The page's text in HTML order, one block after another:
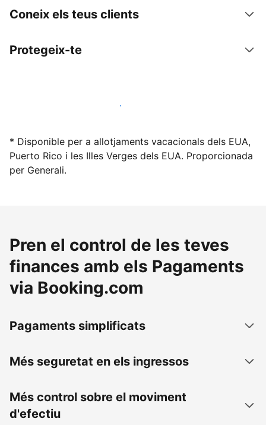
Coneix els teus clients
Protegeix-te
Lloga l'allotjament amb nosaltres avui mateix
* Disponible per a allotjaments vacacionals dels EUA,
Puerto Rico i les Illes Verges dels EUA. Proporcionada
per Generali.
Pren el control de les teves
finances amb els Pagaments
via Booking.com
Pagaments simplificats
Més seguretat en els ingressos
Més control sobre el moviment
d'efectiu